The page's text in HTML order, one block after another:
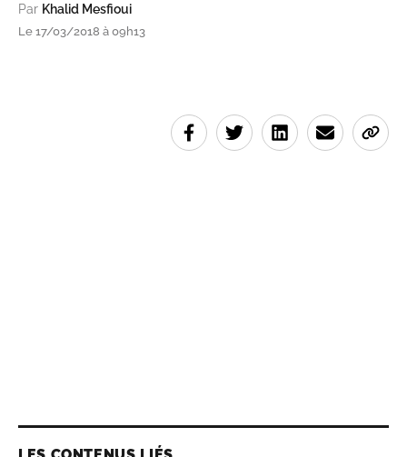
Par Khalid Mesfioui
Le 17/03/2018 à 09h13